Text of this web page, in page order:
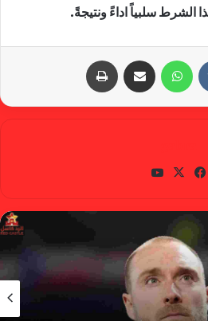
الشرط سلبياً اداءً ونتيجةً.
واتساب
في
وك
X